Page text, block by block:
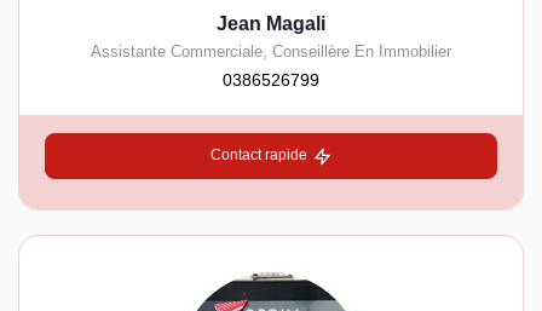
Jean Magali
Assistante Commerciale, Conseillère En Immobilier
0386526799
Contact rapide